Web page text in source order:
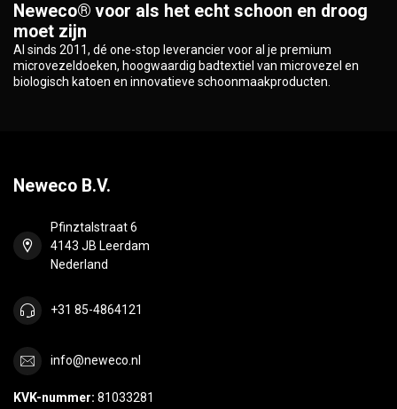
Neweco® voor als het echt schoon en droog
moet zijn
Al sinds 2011, dé one-stop leverancier voor al je premium
microvezeldoeken, hoogwaardig badtextiel van microvezel en
biologisch katoen en innovatieve schoonmaakproducten.
Neweco B.V.
Pfinztalstraat 6
4143 JB Leerdam
Nederland
+31 85-4864121
info@neweco.nl
KVK-nummer: 81033281